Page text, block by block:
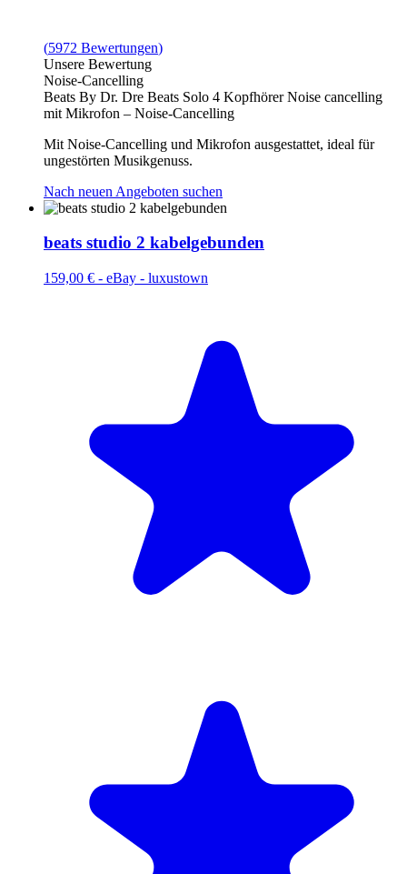
(5972 Bewertungen)
Unsere Bewertung
Noise-Cancelling
Beats By Dr. Dre Beats Solo 4 Kopfhörer Noise cancelling
mit Mikrofon – Noise-Cancelling
Mit Noise-Cancelling und Mikrofon ausgestattet, ideal für
ungestörten Musikgenuss.
Nach neuen Angeboten suchen
beats studio 2 kabelgebunden
159,00 € - eBay - luxustown